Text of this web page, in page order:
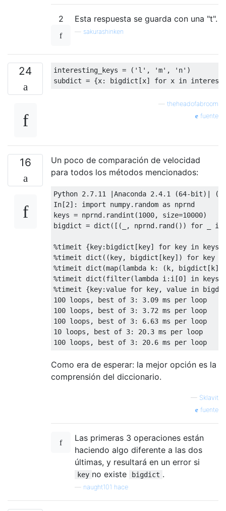
2 Esta respuesta se guarda con una "t".
sakurashinken
24 interesting_keys = ( 'l' , 'm' , 'n' )
subdict = {x: bigdict [x] for x in
theheadofabroom
fuente
16
Un poco de comparación de velocidad
para todos los métodos mencionados:
Python 2.7. 11 |Anaconda 2.4. 1 (64-bit)| (
In[2]: import numpy. random as nprnd
keys = nprnd. randint (1000, size=10000)
bigdict = dict ([( , nprnd. rand()) for in
%timeit {key: bigdict [key] for key in keys
%timeit dict ((key, bigdict [key]) for key
%timeit dict (map(lambda k: (k, bigdict [k
%timeit dict (filter(lambda i : i [0] in keys
%timeit {key:value for key, value in
100 loops , best of 3: 3.09
100 loops , best of 3: 3.72
100 loops , best of 3: 6.63
10 loops , best of 3: 20.3
100 loops , best of 3: 20.6 ms per loop
Como era de esperar: la mejor opción es la
comprensión del diccionario.
— Sklavit
fuente
Las primeras 3 operaciones están
haciendo algo diferente a las dos
últimas, y resultará en un error si
key no existe bigdict .
naught101 hace